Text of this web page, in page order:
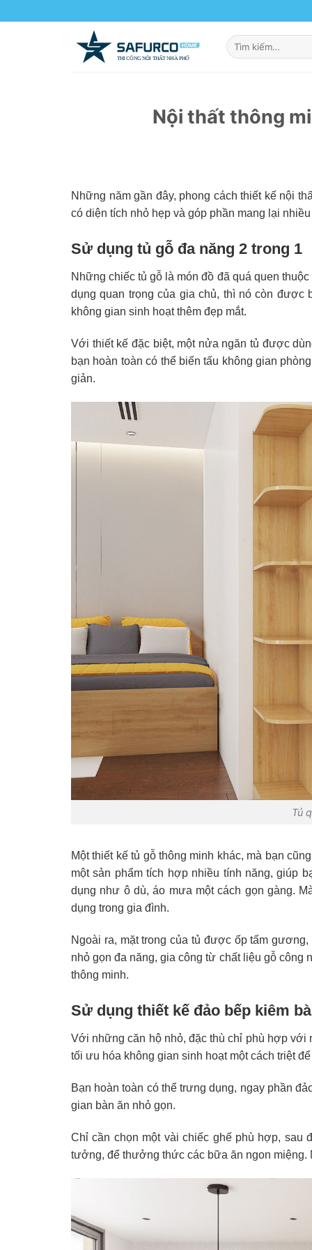
to
Nội thất thông
Những năm gần đây, phong cách thiết kế nội
có diện tích nhỏ hẹp và góp phần mang lại
Sử dụng tủ gỗ đa năng 2 trong 1
Những chiếc tủ gỗ là món đồ đã quá quen
dụng quan trọng của gia chủ, thì nó còn được
không gian sinh hoạt thêm đẹp mắt.
Với thiết kế đặc biệt, một nửa ngăn tủ được
bạn hoàn toàn có thể biến tấu không gian
giản.
Tủ
Một thiết kế tủ gỗ thông minh khác, mà bạn
một sản phẩm tích hợp nhiều tính năng, giúp
dụng như ô dù, áo mưa một cách gọn gàng.
dụng trong gia đình.
Ngoài ra, mặt trong của tủ được ốp tấm
nhỏ gọn đa năng, gia công từ chất liệu gỗ công
thông minh.
Sử dụng thiết kế đảo bếp kiêm
Với những căn hộ nhỏ, đặc thù chỉ phù hợp
tối ưu hóa không gian sinh hoạt một cách triệt
Bạn hoàn toàn có thể trưng dụng, ngay phần
gian bàn ăn nhỏ gọn.
Chỉ cần chọn một vài chiếc ghế phù hợp, sau
tưởng, để thưởng thức các bữa ăn ngon miệng.